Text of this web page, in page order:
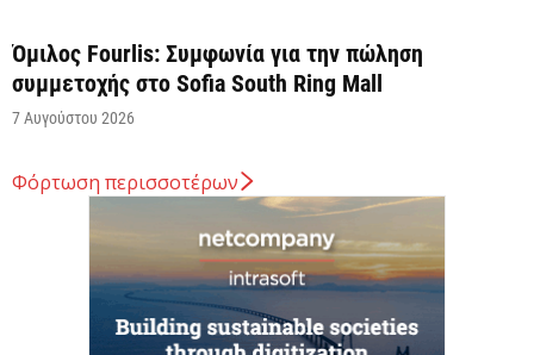
Όμιλος Fourlis: Συμφωνία για την πώληση
συμμετοχής στο Sofia South Ring Mall
7 Αυγούστου 2026
Σταύρος Καλαφάτης: «Έχουμε δημιουργήσει 20.000
νέες θέσεις εργασίας υψηλής εξειδίκευσης τα
τελευταία επτά χρόνια...
7 Αυγούστου 2026
Φόρτωση περισσοτέρων